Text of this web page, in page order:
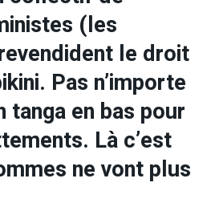
(les
le droit
Pas n’importe
tanga en bas pour
Là c’est
ne vont plus